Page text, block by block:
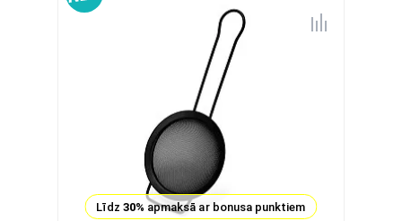
Līdz 30% apmaksā ar bonusa punktiem